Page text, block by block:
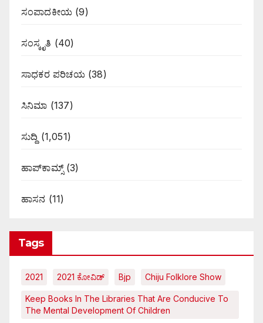
ಸಂಪಾದಕೀಯ (9)
ಸಂಸ್ಕೃತಿ (40)
ಸಾಧಕರ ಪರಿಚಯ(38)
ಸಿನಿಮಾ (137)
ಸುದ್ದಿ (1,051)
ಹಾಪ್‌ಕಾಮ್ಸ್‌(3)
ಹಾಸನ (11)
Tags
2021 2021 ಕೋವಿಡ್‌ Bjp Chiju Folklore Show
Keep Books In The Libraries That Are Conducive To
The Mental Development Of Children